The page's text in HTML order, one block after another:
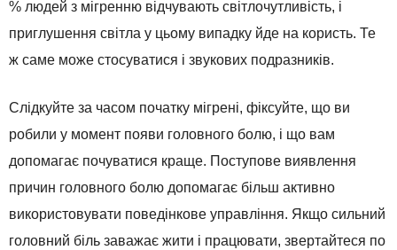
% людей з мігренню відчувають світлочутливість, і
приглушення світла у цьому випадку йде на користь. Те
ж саме може стосуватися і звукових подразників.
Слідкуйте за часом початку мігрені, фіксуйте, що ви
робили у момент появи головного болю, і що вам
допомагає почуватися краще. Поступове виявлення
причин головного болю допомагає більш активно
використовувати поведінкове управління. Якщо сильний
головний біль заважає жити і працювати, звертайтеся по